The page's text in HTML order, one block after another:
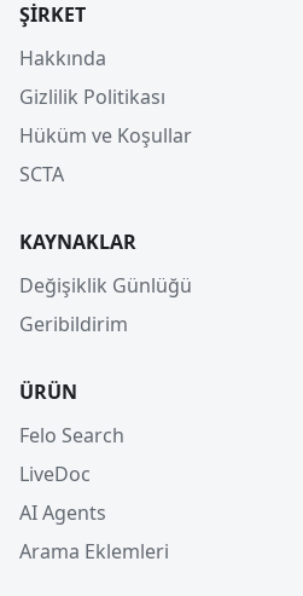
ŞIRKET
Hakkında
Gizlilik Politikası
Hüküm ve Koşullar
SCTA
KAYNAKLAR
Değişiklik Günlüğü
Geribildirim
ÜRÜN
Felo Search
LiveDoc
AI Agents
Arama Eklemleri